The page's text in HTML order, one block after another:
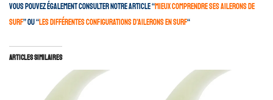
Vous pouvez également consulter notre article “mieux comprendre ses ailerons de
surf” ou “les différentes configurations d’ailerons en surf“
Articles similaires